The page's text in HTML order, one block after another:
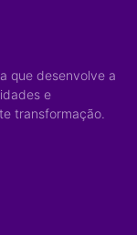
que desenvolve a
e
transformação.